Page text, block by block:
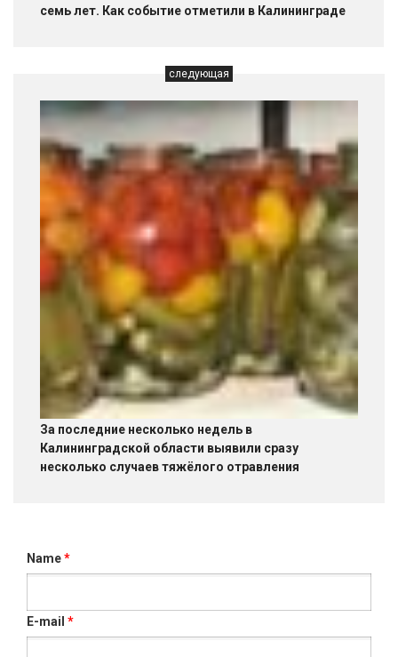
семь лет. Как событие отметили в Калининграде
следующая
За последние несколько недель в
Калининградской области выявили сразу
несколько случаев тяжёлого отравления
Name*
E-mail *